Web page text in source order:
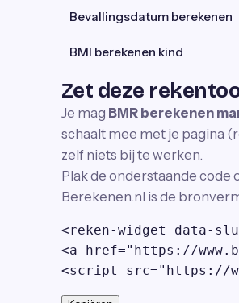
Bevallingsdatum berekenen
BMI berekenen kind
Zet deze
Je mag BMR berekenen
schaalt mee met je pagina
zelf niets bij te werken.
Plak de onderstaande code
Berekenen.nl is de
<reken-widget data-
<a href="https://
<script src="https://